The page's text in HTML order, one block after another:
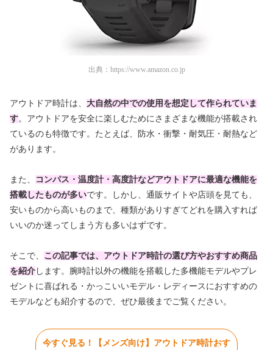
出典： https://www.amazon.co.jp
アウトドア時計は、 大自然の中での使用を想定して作られていま
す。アウトドアを安全に楽しむためにさまざまな機能が搭載され
ているのも特徴です。たとえば、防水・衝撃・耐気圧・耐熱など
があります。
また、
コンパス・温度計・高度計などアウトドアに最適な機能を
搭載したものが多いです。しかし、通販サイトや店頭を見ても、
安いものから高いものまで、種類がありすぎてどれを購入すれば
いいのか迷ってしまう方も多いはずです。
そこで、 この記事では、アウトドア時計の選び方やおすすめ商品
を紹介 します。腕時計以外の機能を搭載した多機能モデルやプレ
ゼントに喜ばれる・かっこいいモデル・レディースにおすすめの
モデルなども紹介するので、ぜひ最後までご覧ください。
今すぐ見る！【メンズ向け】アウトドア時計おす